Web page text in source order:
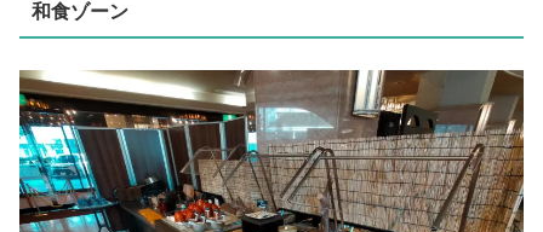
和食ゾーン